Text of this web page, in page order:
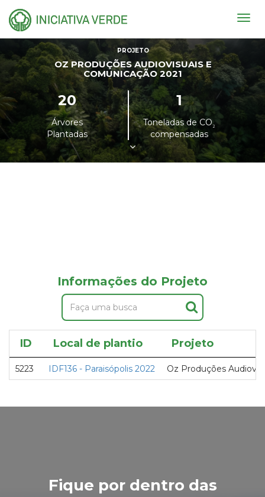
PROJETO
OZ PRODUÇÕES AUDIOVISUAIS E
COMUNICAÇÃO 2021
20
Árvores
Plantadas
1
Toneladas de CO²
compensadas
Informações do Projeto
ID Local de plantio Projeto
5223 IDF136 - Paraisópolis 2022 Oz Produções
Fique por dentro das